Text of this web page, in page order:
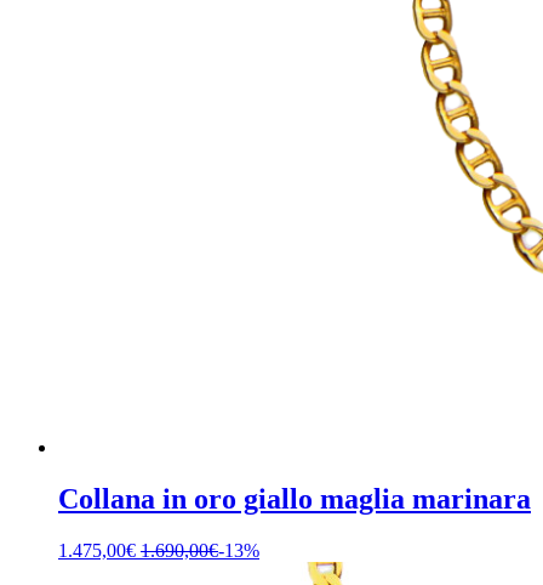
Collana in oro giallo maglia marinara
1.475,00€ 1.690,00€-13%